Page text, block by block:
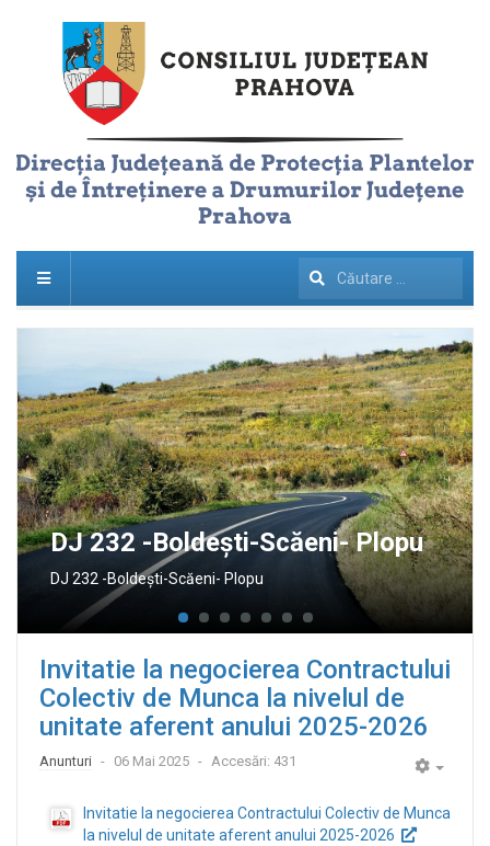
Căutare
...
DJ 232 -Boldeşti-Scăeni- Plopu
DJ 232 -Boldeşti-Scăeni- Plopu
Invitatie la negocierea Contractului
Colectiv de Munca la nivelul de
unitate aferent anului 2025-2026
Anunturi 06 Mai 2025 Accesări: 431
Invitatie la negocierea Contractului Colectiv de Munca
la nivelul de unitate aferent anului 2025-2026